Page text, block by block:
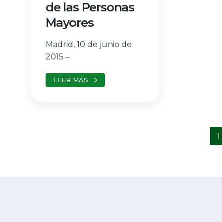
de las Personas
Mayores
Madrid, 10 de junio de
2015 –
LEER MÁS
1